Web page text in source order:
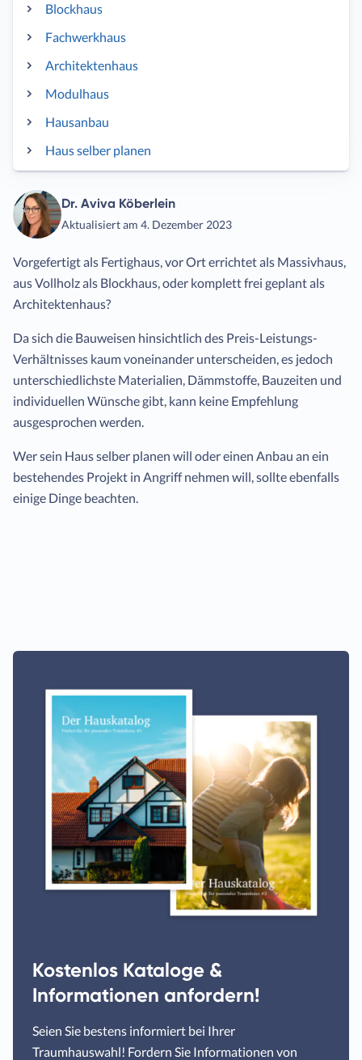
Blockhaus
Fachwerkhaus
Architektenhaus
Modulhaus
Hausanbau
Haus selber planen
Dr. Aviva Köberlein
Aktualisiert am 4. Dezember 2023
Vorgefertigt als Fertighaus, vor Ort errichtet als Massivhaus,
aus Vollholz als Blockhaus, oder komplett frei geplant als
Architektenhaus?
Da sich die Bauweisen hinsichtlich des Preis-Leistungs-
Verhältnisses kaum voneinander unterscheiden, es jedoch
unterschiedlichste Materialien, Dämmstoffe, Bauzeiten und
individuellen Wünsche gibt, kann keine Empfehlung
ausgesprochen werden.
Wer sein Haus selber planen will oder einen Anbau an ein
bestehendes Projekt in Angriff nehmen will, sollte ebenfalls
einige Dinge beachten.
Kostenlos Kataloge &
Informationen anfordern!
Seien Sie bestens informiert bei Ihrer
Traumhauswahl! Fordern Sie Informationen von